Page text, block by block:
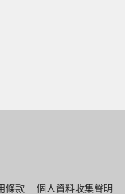
條款 個人資料收集聲明